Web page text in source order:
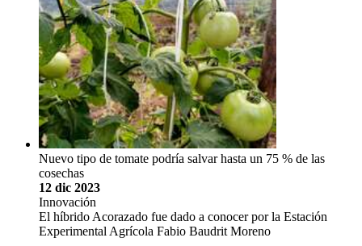
Nuevo tipo de tomate podría salvar hasta un 75 % de las
cosechas
12 dic 2023
Innovación
El híbrido Acorazado fue dado a conocer por la Estación
Experimental Agrícola Fabio Baudrit Moreno